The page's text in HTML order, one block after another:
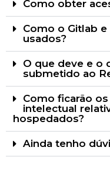
Como obter
Como o Gitlab
usados?
O que deve e o
submetido ao
Como ficarão
intelectual
hospedados?
Ainda tenho